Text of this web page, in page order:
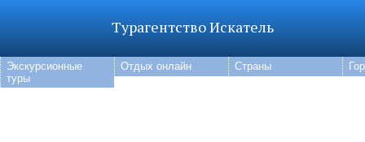
Турагентство Искатель
Экскурсионные
туры
Отдых онлайн Страны